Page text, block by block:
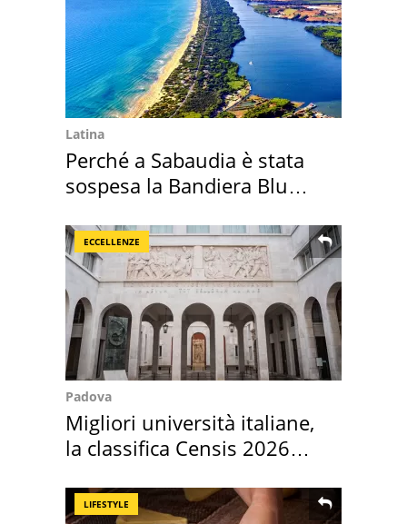
Latina
Perché a Sabaudia è stata
sospesa la Bandiera Blu
ECCELLENZE
Padova
Migliori università italiane,
la classifica Censis 2026
LIFESTYLE